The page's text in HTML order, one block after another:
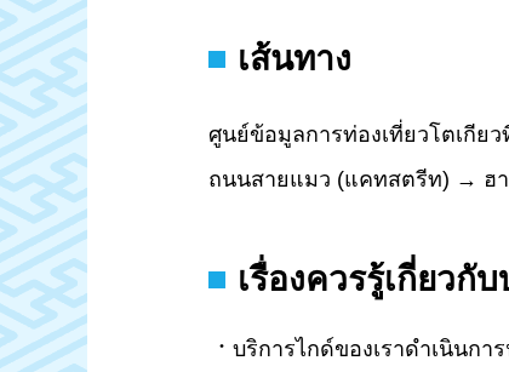
เส้นทาง
ศูนย์ข้อมูลการท่องเที่ยวโตเกี
ถนนสายแมว (แคทสตรีท) → ฮ
เรื่องควรรู้เกี่ยวกั
บริการไกด์ของเราดำเนินก